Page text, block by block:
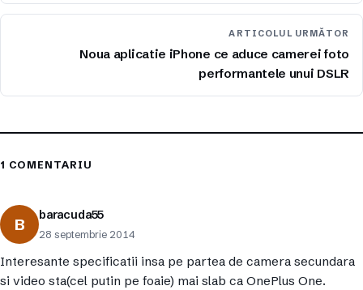
ARTICOLUL URMĂTOR
Noua aplicatie iPhone ce aduce camerei foto
performantele unui DSLR
1 COMENTARIU
B baracuda55
28 septembrie 2014
Interesante specificatii insa pe partea de camera secundara
si video sta(cel putin pe foaie) mai slab ca OnePlus One.